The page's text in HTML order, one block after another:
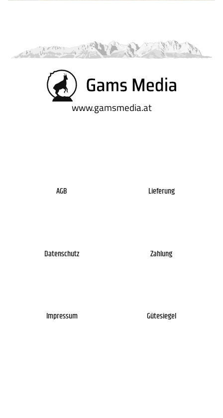
www.gamsmedia.at
AGB
Datenschutz
Impressum
Lieferung
Zahlung
Gütesiegel